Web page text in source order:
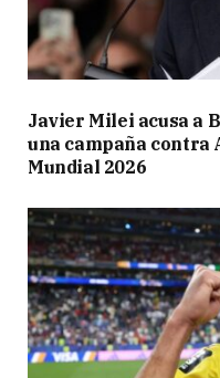
Javier Milei acusa a
una campaña
Mundial 2026